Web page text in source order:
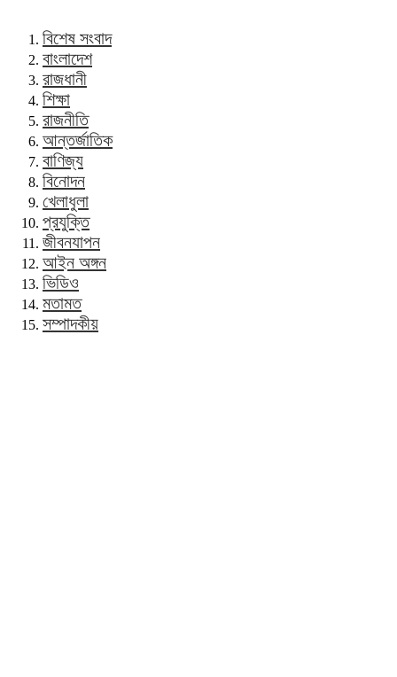
বিশেষ সংবাদ
বাংলাদেশ
রাজধানী
শিক্ষা
রাজনীতি
আন্তর্জাতিক
বাণিজ্য
বিনোদন
খেলাধুলা
প্রযুক্তি
জীবনযাপন
আইন অঙ্গন
ভিডিও
মতামত
সম্পাদকীয়